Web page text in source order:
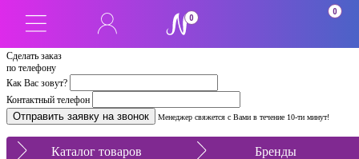
Сделать заказ
по телефону
Как Вас зовут?
Контактный телефон
Менеджер свяжется с Вами в течение 10-ти минут!
0
0
Каталог товаров Бренды